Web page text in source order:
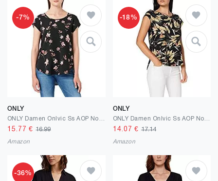
-7%
ONLY
15.77 €16.99
Amazon
-18%
ONLY
14.07 € 17.14
Amazon
-36%